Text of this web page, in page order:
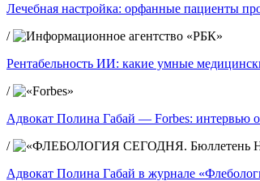
Лечебная настройка: орфанные пациенты
/
Рентабельность ИИ: какие умные
/
Адвокат Полина Габай — Forbes: интервью
/
Адвокат Полина Габай в журнале